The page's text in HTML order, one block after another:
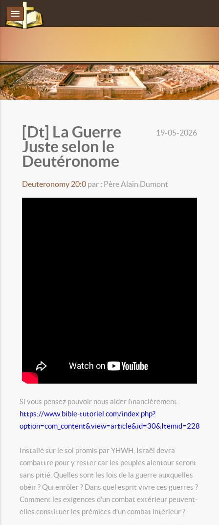
19-05-2026
[Dt] La Guerre
Juste selon le
Deutéronome
Deuteronomy 20:0 par : Père Alain Dumont
Si vous pensez pouvoir nous aider financièrement :
https://www.bible-tutoriel.com/index.php?
option=com_content&view=article&id=30&Itemid=228
Installé sur le sol promis par YHWH, Israël devra
combattre pour y rester car les peuples alentour seront
sans pitié. Quelles sont les lois de la guerre auxquelles
obéir ? Qui enrôler ? Dans quel esprit vivre ces guerres ?
Comment les exigences d’un combat extérieur peuvent-
elles constituer les prémices d’un combat intérieur ?